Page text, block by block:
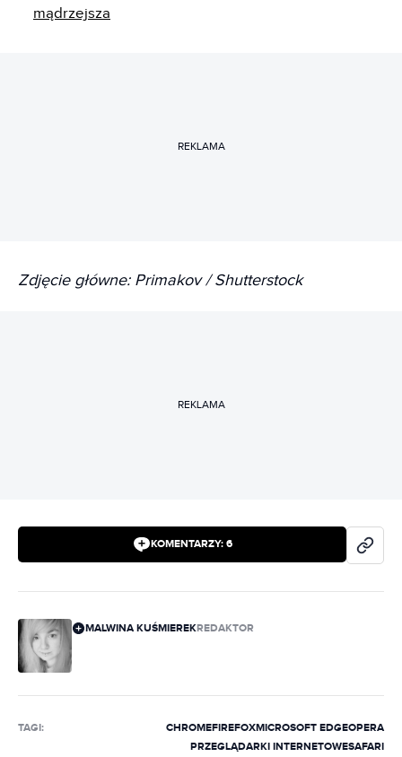
mądrzejsza
REKLAMA
Zdjęcie główne: Primakov / Shutterstock
REKLAMA
KOMENTARZY: 6
MALWINA KUŚMIEREKREDAKTOR
TAGI: CHROMEFIREFOXMICROSOFT EDGEOPERA
PRZEGLĄDARKI INTERNETOWESAFARI